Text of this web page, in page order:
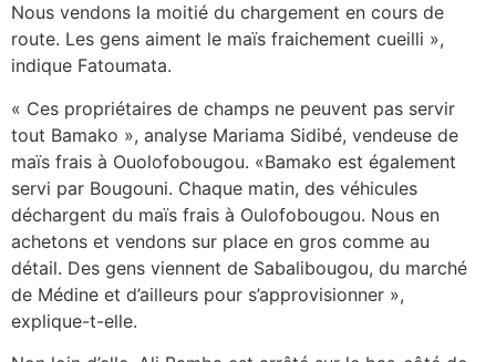
Nous vendons la moitié du chargement en cours de
route. Les gens aiment le maïs fraichement cueilli »,
indique Fatoumata.
« Ces propriétaires de champs ne peuvent pas servir
tout Bamako », analyse Mariama Sidibé, vendeuse de
maïs frais à Ouolofobougou. «Bamako est également
servi par Bougouni. Chaque matin, des véhicules
déchargent du maïs frais à Oulofobougou. Nous en
achetons et vendons sur place en gros comme au
détail. Des gens viennent de Sabalibougou, du marché
de Médine et d’ailleurs pour s’approvisionner »,
explique-t-elle.